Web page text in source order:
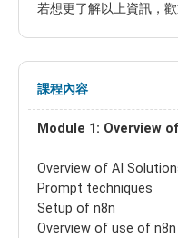
若想更了解以上資訊，
課程內容
Module 1: Overview
Overview of AI
Prompt techniques
Setup of n8n
Overview of use of n8n